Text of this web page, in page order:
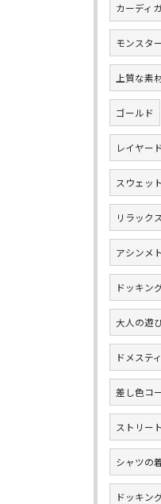
カーディ
モンスタ
上質な素
ゴールド
レイヤー
スウェッ
リラック
アシンメ
ドッキン
大人の遊
ドメステ
差し色コ
ストリー
シャツの
ドッキン